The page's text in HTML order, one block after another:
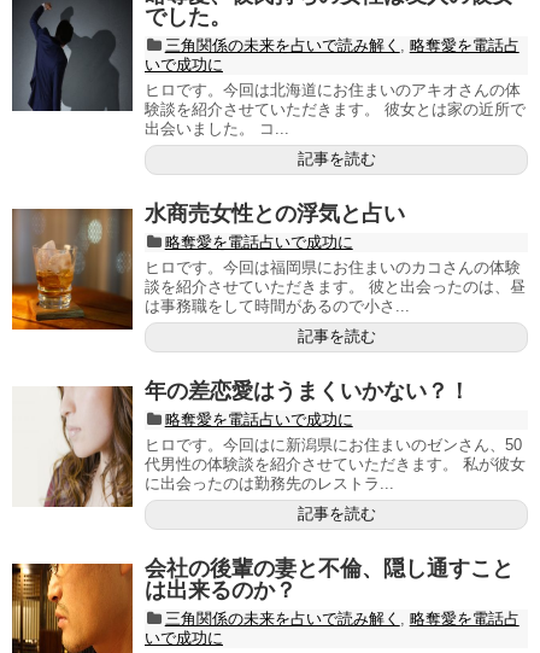
でした。
三角関係の未来を占いで読み解く , 略奪愛を電話占
いで成功に
ヒロです。今回は北海道にお住まいのアキオさんの体
験談を紹介させていただきます。 彼女とは家の近所で
出会いました。 コ...
記事を読む
水商売女性との浮気と占い
略奪愛を電話占いで成功に
ヒロです。今回は福岡県にお住まいのカコさんの体験
談を紹介させていただきます。 彼と出会ったのは、昼
は事務職をして時間があるので小さ...
記事を読む
年の差恋愛はうまくいかない？！
略奪愛を電話占いで成功に
ヒロです。今回はに新潟県にお住まいのゼンさん、50
代男性の体験談を紹介させていただきます。 私が彼女
に出会ったのは勤務先のレストラ...
記事を読む
会社の後輩の妻と不倫、隠し通すこと
は出来るのか？
三角関係の未来を占いで読み解く , 略奪愛を電話占
いで成功に